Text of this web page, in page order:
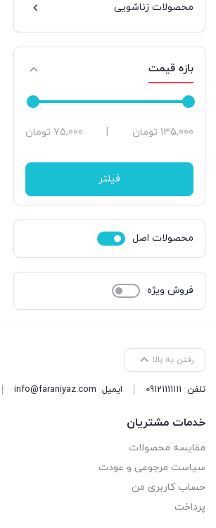
محصولات زناشویی
بازه قیمت
حداقل
حداکثر
75,000 تومان | 135,000 تومان
فیلتر
محصولات اصل
فروش ویژه
رفتن به بالا
تلفن 09121111111 ایمیل info@faraniyaz.com
خدمات مشتریان
مقایسه محصولات
سیاست مرجوعی و عودت
حساب کاربری من
پرداخت